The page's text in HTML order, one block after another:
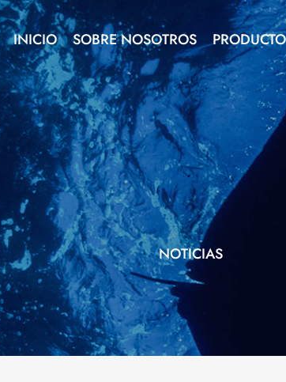
INICIO SOBRE NOSOTROS PRODUCTO
NOTICIAS